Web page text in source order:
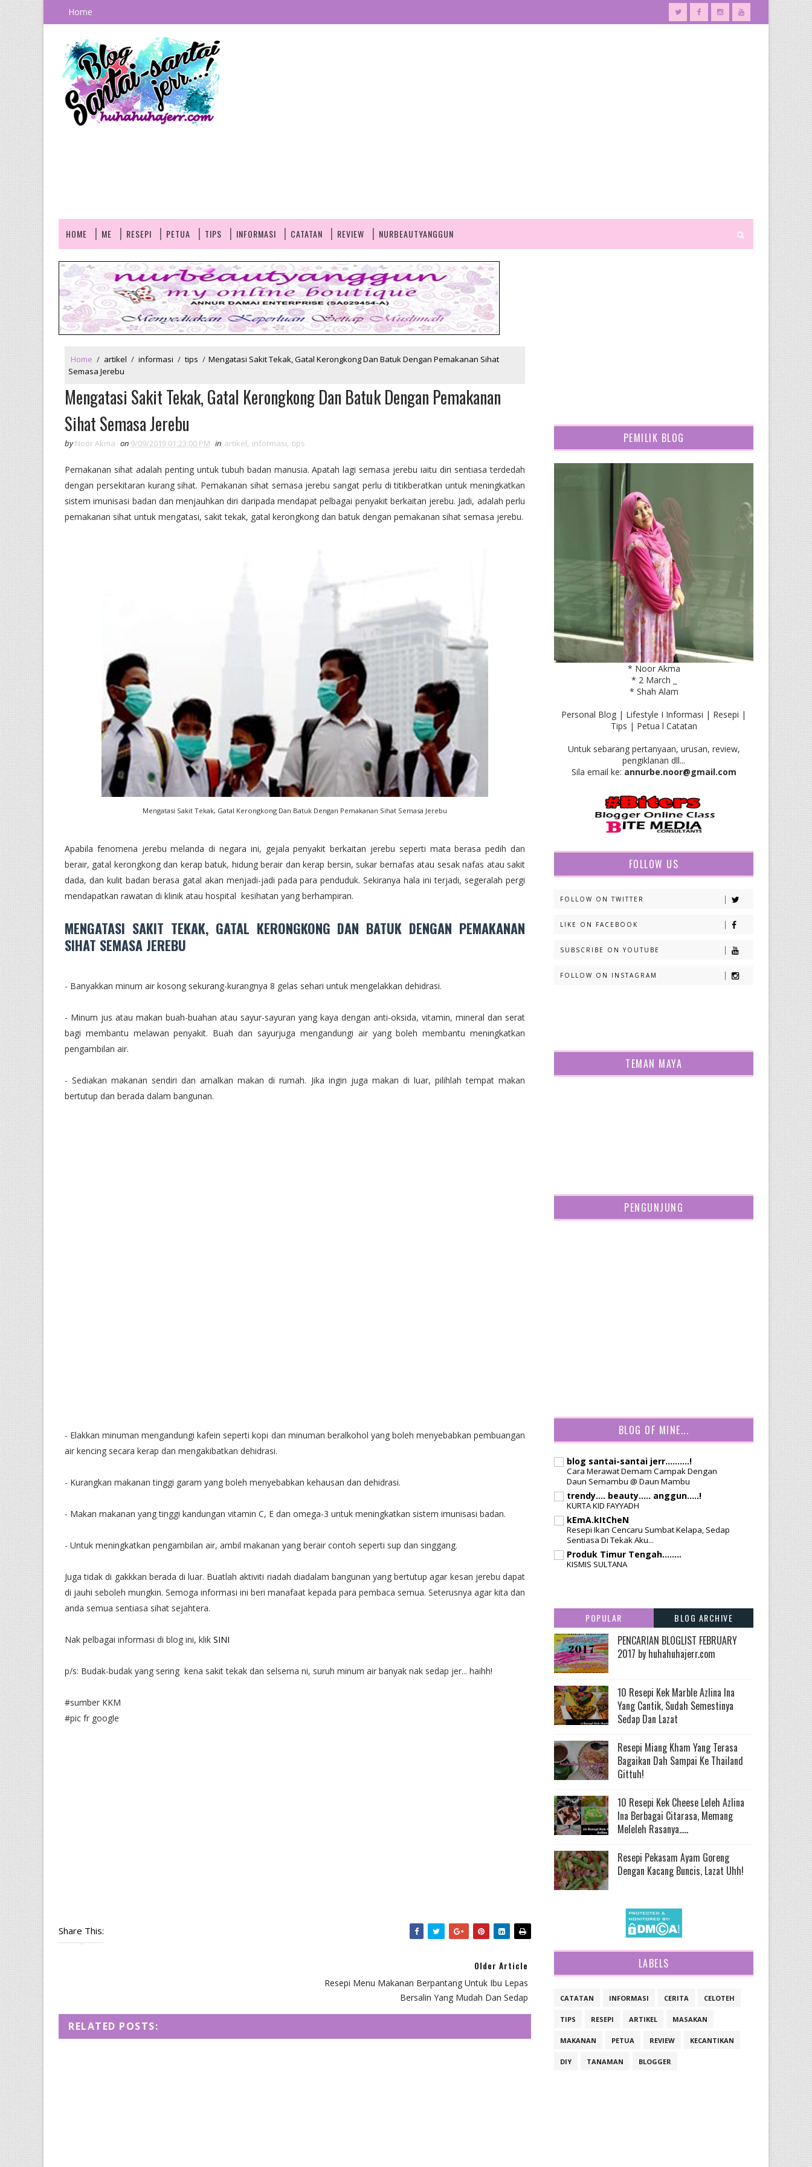
Home
HOME ME RESEPI PETUA TIPS INFORMASI CATATAN REVIEW NURBEAUTYANGGUN
Home / artikel / informasi / tips / Mengatasi Sakit Tekak, Gatal Kerongkong Dan Batuk Dengan Pemakanan Sihat
Semasa Jerebu
Mengatasi Sakit Tekak, Gatal Kerongkong Dan Batuk Dengan Pemakanan
Sihat Semasa Jerebu
by Noor Akma on 9/09/2019 01:23:00 PM in artikel, informasi, tips
Pemakanan sihat adalah penting untuk tubuh badan manusia. Apatah lagi semasa jerebu iaitu diri sentiasa terdedah
dengan persekitaran kurang sihat. Pemakanan sihat semasa jerebu sangat perlu di titikberatkan untuk meningkatkan
sistem imunisasi badan dan menjauhkan diri daripada mendapat pelbagai penyakit berkaitan jerebu. Jadi, adalah perlu
pemakanan sihat untuk mengatasi, sakit tekak, gatal kerongkong dan batuk dengan pemakanan sihat semasa jerebu.
Mengatasi Sakit Tekak, Gatal Kerongkong Dan Batuk Dengan Pemakanan Sihat Semasa Jerebu
Apabila fenomena jerebu melanda di negara ini, gejala penyakit berkaitan jerebu seperti mata berasa pedih dan
berair, gatal kerongkong dan kerap batuk, hidung berair dan kerap bersin, sukar bernafas atau sesak nafas atau sakit
dada, dan kulit badan berasa gatal akan menjadi-jadi pada para penduduk. Sekiranya hala ini terjadi, segeralah pergi
mendapatkan rawatan di klinik atau hospital kesihatan yang berhampiran.
MENGATASI SAKIT TEKAK, GATAL KERONGKONG DAN BATUK DENGAN PEMAKANAN
SIHAT SEMASA JEREBU
- Banyakkan minum air kosong sekurang-kurangnya 8 gelas sehari untuk mengelakkan dehidrasi.
- Minum jus atau makan buah-buahan atau sayur-sayuran yang kaya dengan anti-oksida, vitamin, mineral dan serat
bagi membantu melawan penyakit. Buah dan sayurjuga mengandungi air yang boleh membantu meningkatkan
pengambilan air.
- Sediakan makanan sendiri dan amalkan makan di rumah. Jika ingin juga makan di luar, pilihlah tempat makan
bertutup dan berada dalam bangunan.
- Elakkan minuman mengandungi kafein seperti kopi dan minuman beralkohol yang boleh menyebabkan pembuangan
air kencing secara kerap dan mengakibatkan dehidrasi.
- Kurangkan makanan tinggi garam yang boleh menyebabkan kehausan dan dehidrasi.
- Makan makanan yang tinggi kandungan vitamin C, E dan omega-3 untuk meningkatkan sistem imunisasi badan.
- Untuk meningkatkan pengambilan air, ambil makanan yang berair contoh seperti sup dan singgang.
Juga tidak di gakkkan berada di luar. Buatlah aktiviti riadah diadalam bangunan yang bertutup agar kesan jerebu dapat
di jauhi seboleh mungkin. Semoga informasi ini beri manafaat kepada para pembaca semua. Seterusnya agar kita dan
anda semua sentiasa sihat sejahtera.
Nak pelbagai informasi di blog ini, klik SINI
p/s: Budak-budak yang sering kena sakit tekak dan selsema ni, suruh minum air banyak nak sedap jer... haihh!
#sumber KKM
#pic fr google
Share This:
Older Article
Resepi Menu Makanan Berpantang Untuk Ibu Lepas
Bersalin Yang Mudah Dan Sedap
RELATED POSTS:
PEMILIK BLOG
* Noor Akma
* 2 March _
* Shah Alam
Personal Blog | Lifestyle I Informasi | Resepi |
Tips | Petua l Catatan
Untuk sebarang pertanyaan, urusan, review,
pengiklanan dll...
Sila email ke: annurbe.noor@gmail.com
FOLLOW US
FOLLOW ON TWITTER
LIKE ON FACEBOOK
SUBSCRIBE ON YOUTUBE
FOLLOW ON INSTAGRAM
TEMAN MAYA
PENGUNJUNG
BLOG OF MINE...
blog santai-santai jerr..........!
Cara Merawat Demam Campak Dengan
Daun Semambu @ Daun Mambu
trendy.... beauty..... anggun.....!
KURTA KID FAYYADH
kEmA.kItCheN
Resepi Ikan Cencaru Sumbat Kelapa, Sedap
Sentiasa Di Tekak Aku...
Produk Timur Tengah........
KISMIS SULTANA
POPULAR BLOG ARCHIVE
PENCARIAN BLOGLIST FEBRUARY
2017 by huhahuhajerr.com
10 Resepi Kek Marble Azlina Ina
Yang Cantik, Sudah Semestinya
Sedap Dan Lazat
Resepi Miang Kham Yang Terasa
Bagaikan Dah Sampai Ke Thailand
Gittuh!
10 Resepi Kek Cheese Leleh Azlina
Ina Berbagai Citarasa, Memang
Meleleh Rasanya.....
Resepi Pekasam Ayam Goreng
Dengan Kacang Buncis, Lazat Uhh!
LABELS
CATATAN INFORMASI CERITA CELOTEH
TIPS RESEPI ARTIKEL MASAKAN
MAKANAN PETUA REVIEW KECANTIKAN
DIY TANAMAN BLOGGER